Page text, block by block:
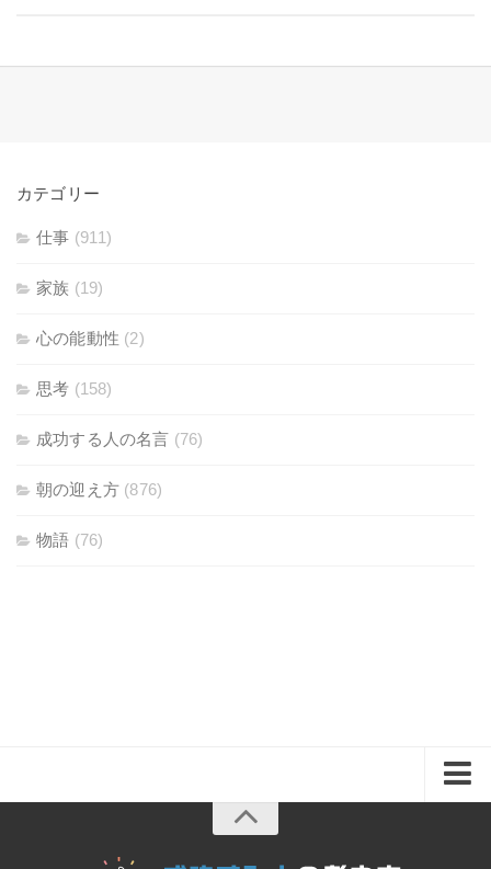
カテゴリー
仕事 (911)
家族 (19)
心の能動性 (2)
思考 (158)
成功する人の名言 (76)
朝の迎え方 (876)
物語 (76)